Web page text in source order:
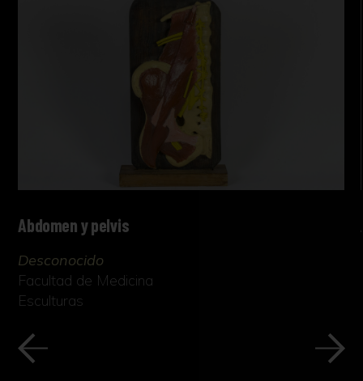
Abdomen y pelvis
Desconocido
Facultad de Medicina
Esculturas